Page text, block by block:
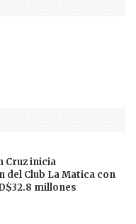
Cruz inicia
del Club La Matica con
millones